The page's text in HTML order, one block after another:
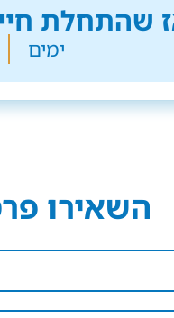
שהתחלת
ימים
השאירו